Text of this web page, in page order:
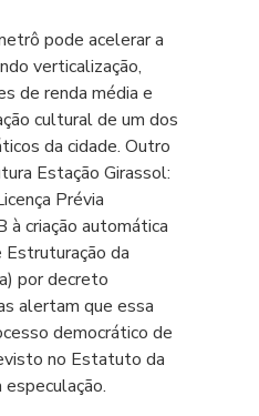
pode acelerar a
verticalização,
de renda média e
cultural de um dos
da cidade. Outro
Estação Girassol:
Prévia
à criação automática
Estruturação da
por decreto
alertam que essa
democrático de
no Estatuto da
especulação.